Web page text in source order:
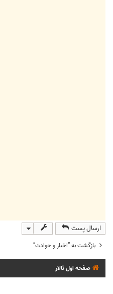
ارسال پست
بازگشت به “اخبار و حوادث”
صفحه اول تالار